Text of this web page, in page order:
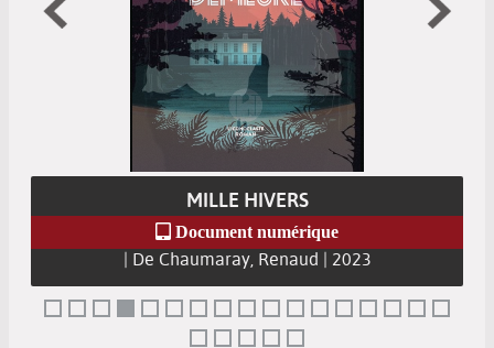
MILLE HIVERS
Document numérique
| De Chaumaray, Renaud | 2023